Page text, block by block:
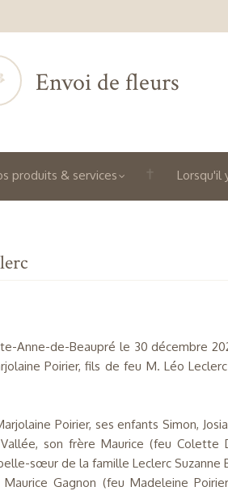
Envoi de fleurs
produits & services Lorsqu'il
Anne-de-Beaupré le 30 décembre
Poirier, fils de feu M. Léo
Poirier, ses enfants Simon,
son frère Maurice (feu Colette
sœur de la famille Leclerc Suzanne
Gagnon (feu Madeleine